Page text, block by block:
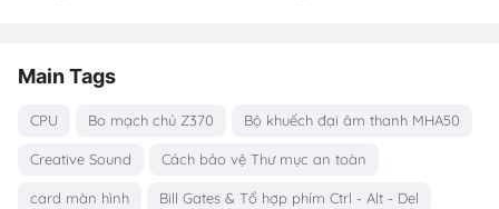
Main Tags
CPU Bo mạch chủ Z370 Bộ khuếch đại âm thanh MHA50
Creative Sound Cách bảo vệ Thư mục an toàn
card màn hình Bill Gates & Tổ hợp phím Ctrl - Alt - Del